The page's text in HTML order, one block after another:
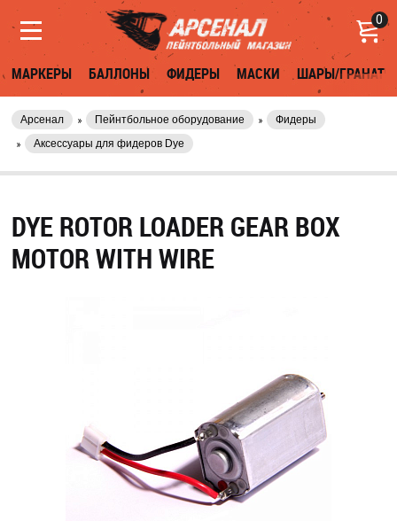
0
МАРКЕРЫ БАЛЛОНЫ ФИДЕРЫ МАСКИ ШАРЫ/ГРАНАТЫ
Арсенал Пейнтбольное оборудование
Фидеры
Аксессуары для фидеров Dye
DYE ROTOR LOADER GEAR BOX
MOTOR WITH WIRE